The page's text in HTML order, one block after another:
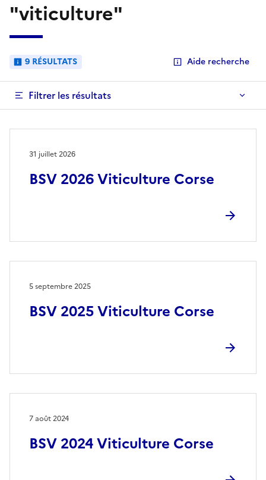
"viticulture"
9 RÉSULTATS Aide recherche
Filtrer les résultats
BSV 2026 Viticulture Corse
31 juillet 2026
BSV 2025 Viticulture Corse
5 septembre 2025
BSV 2024 Viticulture Corse
7 août 2024